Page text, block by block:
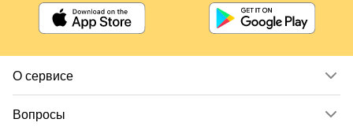
О сервисе
Вопросы